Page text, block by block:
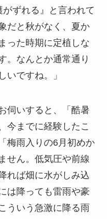
ずれる』と言われて
だと秋がなく、夏か
った時期に定植しな
。なんとか通常通り
ですね。」
伺いすると、「酷暑
今までに経験したこ
梅雨入りの6月初めか
せん。低気圧や前線
れば畑に水がしみ込
は降っても雷雨や豪
ういう急激に降る雨